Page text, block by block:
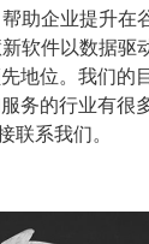
助企业提升
软件以数据
地位。我们
务的行业有很
系我们。